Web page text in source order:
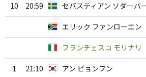
10 20:59 セバスティアン ソダーバ
エリック ファンローエン
フランチェスコ モリナリ
1 21:10 アン ビョンフン